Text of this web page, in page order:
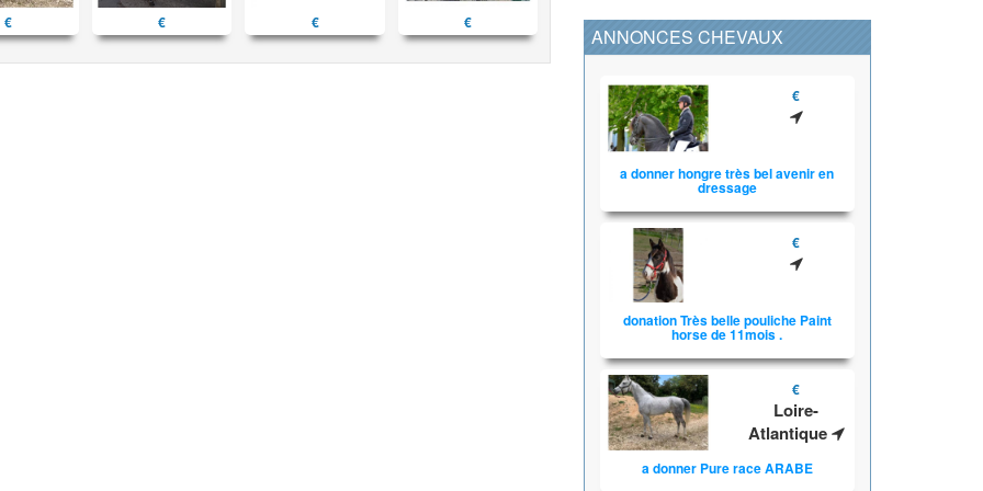
€ € € €
ANNONCES CHEVAUX
€
a donner hongre très bel avenir en
dressage
€
donation Très belle pouliche Paint
horse de 11mois .
€
Loire-
Atlantique
a donner Pure race ARABE